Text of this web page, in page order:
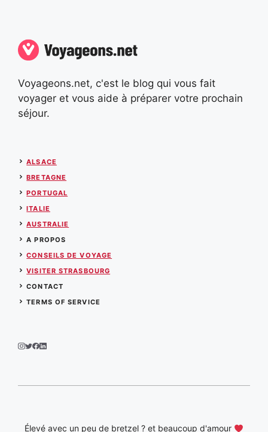
Voyageons.net, c'est le blog qui vous fait
voyager et vous aide à préparer votre prochain
séjour.
ALSACE
BRETAGNE
PORTUGAL
ITALIE
AUSTRALIE
A PROPOS
CONSEILS DE VOYAGE
VISITER STRASBOURG
CONTACT
TERMS OF SERVICE
Élevé avec un peu de bretzel ? et beaucoup d'amour